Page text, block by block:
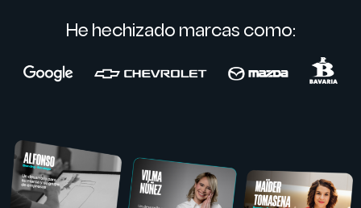
He hechizado marcas como: